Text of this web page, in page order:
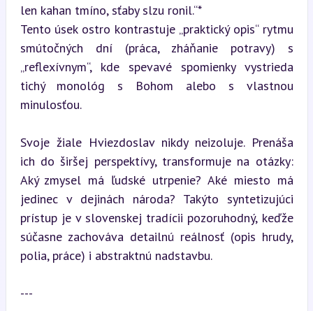
len kahan tmíno, sťaby slzu ronil.“*
Tento úsek ostro kontrastuje „praktický opis“ rytmu
smútočných dní (práca, zháňanie potravy) s
„reflexívnym“, kde spevavé spomienky vystrieda
tichý monológ s Bohom alebo s vlastnou
minulosťou.
Svoje žiale Hviezdoslav nikdy neizoluje. Prenáša
ich do širšej perspektívy, transformuje na otázky:
Aký zmysel má ľudské utrpenie? Aké miesto má
jedinec v dejinách národa? Takýto syntetizujúci
prístup je v slovenskej tradícii pozoruhodný, keďže
súčasne zachováva detailnú reálnosť (opis hrudy,
polia, práce) i abstraktnú nadstavbu.
---